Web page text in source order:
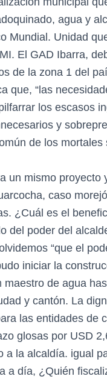
agua y
Mundial. Unidad
El GAD Ibarra,
de la zona 1 del
que, “las
los escasos
y
de los
un mismo proyecto
caso
¿Cuál es el
del poder del
“que el
iniciar la
de agua
y cantón. La
las entidades de
glosas por USD
a la alcaldía. igual
a día, ¿Quién